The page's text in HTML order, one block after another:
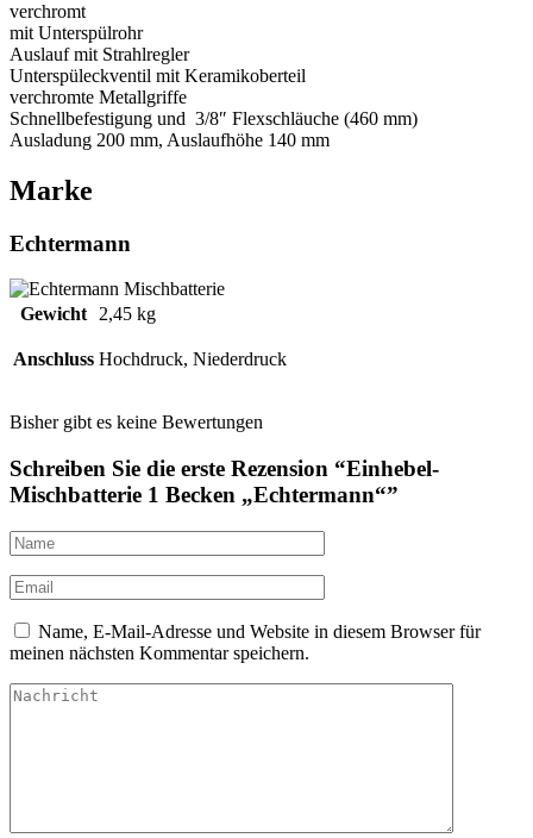
verchromt
mit Unterspülrohr
Auslauf mit Strahlregler
Unterspüleckventil mit Keramikoberteil
verchromte Metallgriffe
Schnellbefestigung und 3/8″ Flexschläuche (460 mm)
Ausladung 200 mm, Auslaufhöhe 140 mm
Marke
Echtermann
Gewicht 2,45 kg
Anschluss Hochdruck, Niederdruck
Bisher gibt es keine Bewertungen
Schreiben Sie die erste Rezension “Einhebel-
Mischbatterie 1 Becken „Echtermann“”
Name, E-Mail-Adresse und Website in diesem Browser für
meinen nächsten Kommentar speichern.